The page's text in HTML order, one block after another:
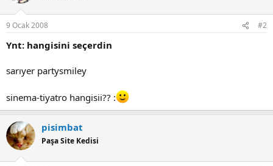
9 Ocak 2008 #2
Ynt: hangisini seçerdin
sarıyer partysmiley
sinema-tiyatro hangisii?? :
pisimbat
Paşa Site Kedisi